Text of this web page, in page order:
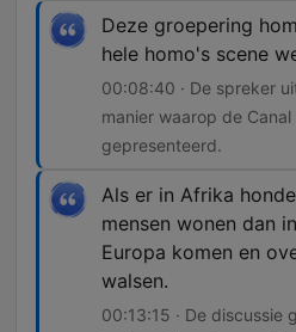
Deze groepering
hele homo's scene
00:08:40 · De spreker
manier waarop de
gepresenteerd.
Als er in Afrika
mensen wonen dan
Europa komen en
walsen.
00:13:15 · De discussie